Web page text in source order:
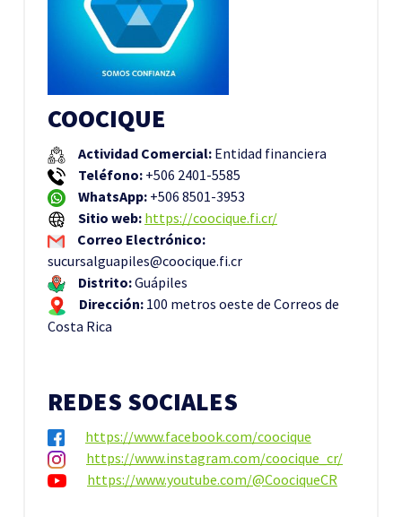
COOCIQUE
Actividad Comercial: Entidad financiera
Teléfono: +506 2401-5585
WhatsApp: +506 8501-3953
Sitio web: https://coocique.fi.cr/
Correo Electrónico:
sucursalguapiles@coocique.fi.cr
Distrito:Guápiles
Dirección: 100 metros oeste de Correos de
Costa Rica
REDES SOCIALES
https://www.facebook.com/coocique
https://www.instagram.com/coocique_cr/
https://www.youtube.com/@CoociqueCR